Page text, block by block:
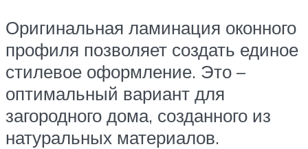
Оригинальная ламинация оконного
профиля позволяет создать единое
стилевое оформление. Это –
оптимальный вариант для
загородного дома, созданного из
натуральных материалов.